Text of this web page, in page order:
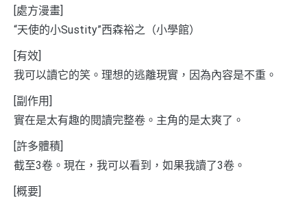
[處方漫畫]
“天使的小Sustity”西森裕之（小學館）
[有效]
我可以讀它的笑。理想的逃離現實，因為內容是不重。
[副作用]
實在是太有趣的閱讀完整卷。主角的是太爽了。
[許多體積]
截至3卷。現在，我可以看到，如果我讀了3卷。
[概要]